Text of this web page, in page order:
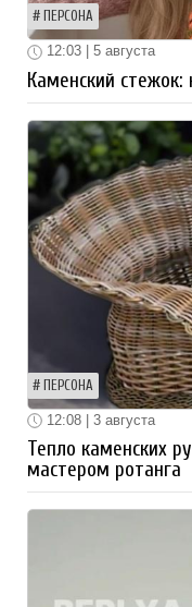
ПЕРСОНА
12:03 | 5 августа
Каменский стежок:
ПЕРСОНА
12:08 | 3 августа
Тепло каменских
мастером ротанга